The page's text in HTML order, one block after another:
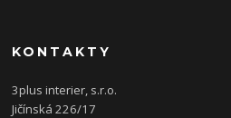
KONTAKTY
3plus interier, s.r.o.
Jičínská 226/17